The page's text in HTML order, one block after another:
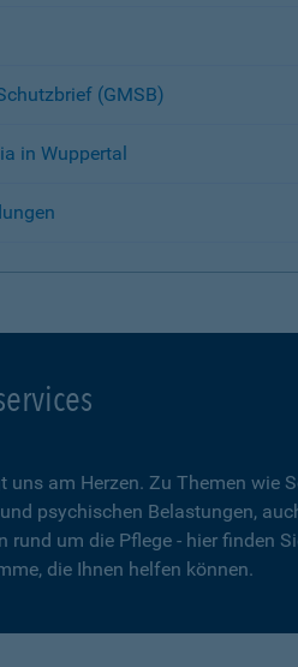
(GMSB)
in Wuppertal
uns am Herzen. Zu Themen wie
psychischen Belastungen,
rund um die Pflege - hier finden
die Ihnen helfen können.